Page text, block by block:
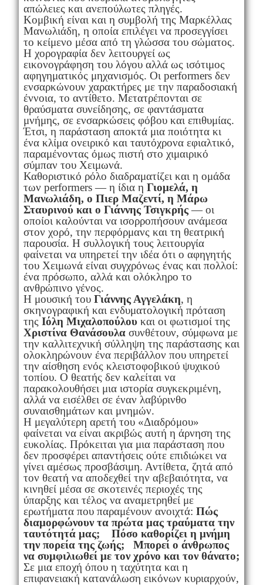
απώλειες και ανεπούλωτες πληγές.
Κομβική είναι και η συμβολή της Μαρκέλλας
Μανωλιάδη, η οποία επιλέγει να προσεγγίσει
το κείμενο μέσα από τη γλώσσα του σώματος.
Η χορογραφία δεν λειτουργεί ως
εικονογράφηση του λόγου αλλά ως ισότιμος
αφηγηματικός μηχανισμός. Οι performers δεν
ενσαρκώνουν χαρακτήρες με την παραδοσιακή
έννοια, το αντίθετο. Μετατρέπονται σε
θραύσματα συνείδησης, σε φαντάσματα
μνήμης, σε ενσαρκώσεις φόβου και επιθυμίας.
Έτσι, η παράσταση αποκτά μια ποιότητα κι
ένα κλίμα ονειρικό και ταυτόχρονα εφιαλτικό,
παραμένοντας όμως πιστή στο χιμαιρικό
σύμπαν του Χειμωνά.
Καθοριστικό ρόλο διαδραματίζει και η ομάδα
των performers — η ίδια η Γιομελά, η
Μανωλιάδη, ο Πιερ Μαζεντί, η Μάρω
Σταυρινού και ο Γιάννης Τσιγκρής— οι
οποίοι καλούνται να ισορροπήσουν ανάμεσα
στον χορό, την περφόρμανς και τη θεατρική
παρουσία. Η συλλογική τους λειτουργία
φαίνεται να υπηρετεί την ιδέα ότι ο αφηγητής
του Χειμωνά είναι συγχρόνως ένας και πολλοί:
ένα πρόσωπο, αλλά και ολόκληρο το
ανθρώπινο γένος.
Η μουσική του Γιάννης Αγγελάκη, η
σκηνογραφική και ενδυματολογική πρόταση
της Ιόλη Μιχαλοπούλουκαι οι φωτισμοί της
Χριστίνα Θανάσουλα συνθέτουν, σύμφωνα με
την καλλιτεχνική σύλληψη της παράστασης και
ολοκληρώνουν ένα περιβάλλον που υπηρετεί
την αίσθηση ενός κλειστοφοβικού ψυχικού
τοπίου. Ο θεατής δεν καλείται να
παρακολουθήσει μια ιστορία συγκεκριμένη,
αλλά να εισέλθει σε έναν λαβύρινθο
συναισθημάτων και μνημών.
Η μεγαλύτερη αρετή του «Διαδρόμου»
φαίνεται να είναι ακριβώς αυτή η άρνηση της
ευκολίας. Πρόκειται για μια παράσταση που
δεν προσφέρει απαντήσεις ούτε επιδιώκει να
γίνει αμέσως προσβάσιμη. Αντίθετα, ζητά από
τον θεατή να αποδεχθεί την αβεβαιότητα, να
κινηθεί μέσα σε σκοτεινές περιοχές της
ύπαρξης και τέλος να αναμετρηθεί με
ερωτήματα που παραμένουν ανοιχτά: Πώς
διαμορφώνουν τα πρώτα μας τραύματα την
ταυτότητά μας; Πόσο καθορίζει η μνήμη
την πορεία της ζωής; Μπορεί ο άνθρωπος
να συμφιλιωθεί με τον χρόνο και τον θάνατο;
Σε μια εποχή όπου η ταχύτητα και η
επιφανειακή κατανάλωση εικόνων κυριαρχούν,